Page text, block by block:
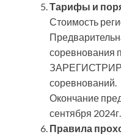
Тарифы и
Стоимость
соревнования
соревнований.
Окончание
сентября
Правила